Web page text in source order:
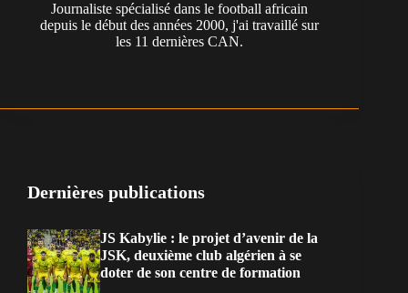
Journaliste spécialisé dans le football africain
depuis le début des années 2000, j'ai travaillé sur
les 11 dernières CAN.
Dernières publications
JS Kabylie : le projet d’avenir de la
JSK, deuxième club algérien à se
doter de son centre de formation